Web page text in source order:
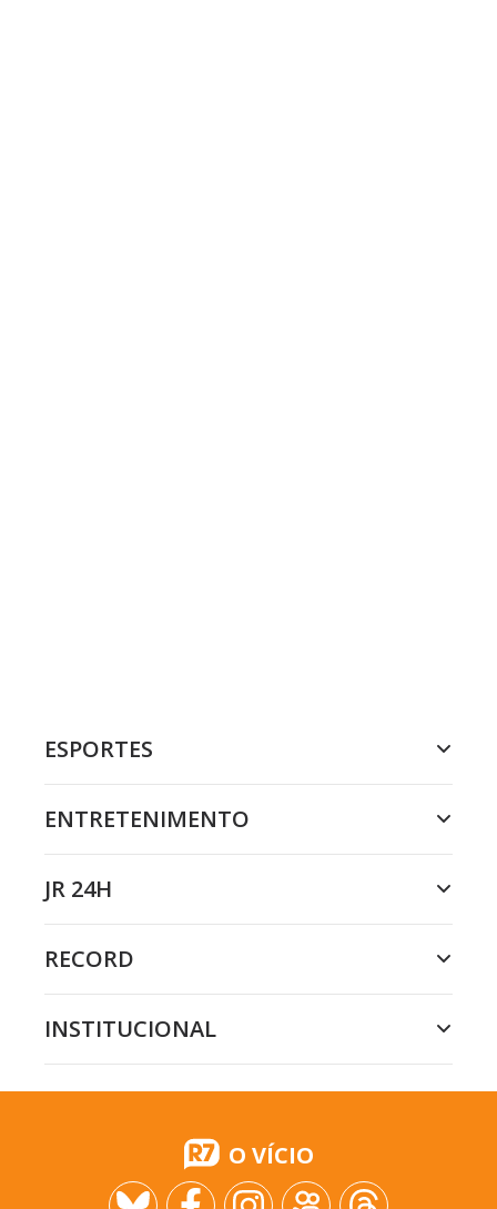
ESPORTES
ENTRETENIMENTO
JR 24H
RECORD
INSTITUCIONAL
O VÍCIO